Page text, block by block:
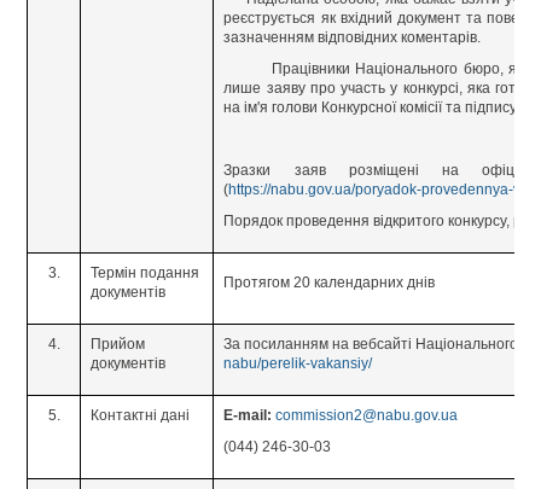
реєструється як вхідний документ та
зазначенням відповідних коментарів.
Працівники Національного бюро, які
лише заяву про участь у конкурсі, яка
на ім'я голови Конкурсної комісії та
Зразки заяв розміщені на
(https://nabu.gov.ua/poryadok-provedennya-
Порядок проведення відкритого конкурсу,
3.
Термін подання
документів
Протягом 20 календарних днів
4.
Прийом
документів
За посиланням на вебсайті Національного
nabu/perelik-vakansiy/
5. Контактні дані E-mail: commission2@nabu.gov.ua
(044) 246-30-03